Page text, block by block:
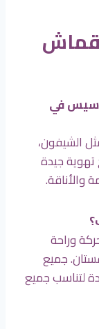
قماش
في
الشيفون،
تهوية جيدة
والأناقة.
وراحة
جميع
لتناسب جميع